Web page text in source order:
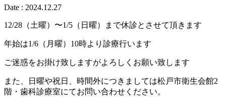
Date : 2024.12.27
12/28（土曜）〜1/5（日曜）まで休診とさせて頂きます
年始は1/6（月曜）10時より診療行います
ご迷惑をお掛け致しますがよろしくお願い致します
また、日曜や祝日、時間外につきましては松戸市衛生会館2
階・歯科診療室にてお問い合わせください。